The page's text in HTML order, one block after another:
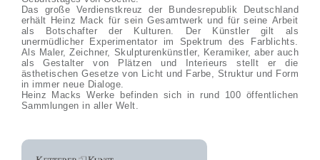
Das große Verdienstkreuz der Bundesrepublik Deutschland
erhält Heinz Mack für sein Gesamtwerk und für seine Arbeit
als Botschafter der Kulturen. Der Künstler gilt als
unermüdlicher Experimentator im Spektrum des Farblichts.
Als Maler, Zeichner, Skulpturenkünstler, Keramiker, aber auch
als Gestalter von Plätzen und Interieurs stellt er die
ästhetischen Gesetze von Licht und Farbe, Struktur und Form
in immer neue Dialoge.
Heinz Macks Werke befinden sich in rund 100 öffentlichen
Sammlungen in aller Welt.